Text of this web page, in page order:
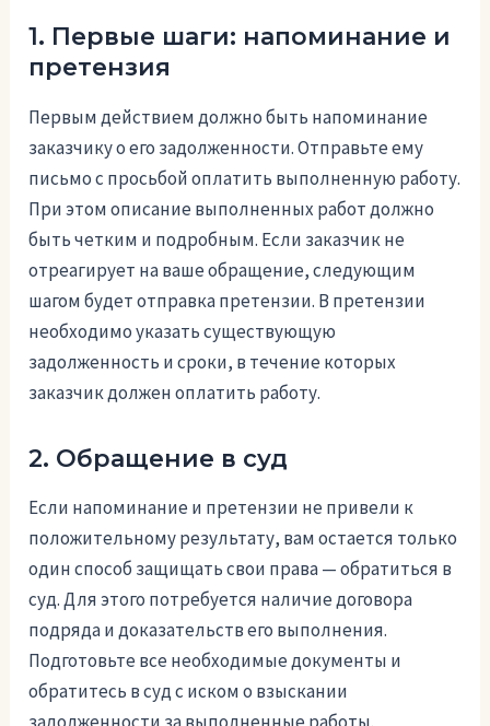
1. Первые шаги: напоминание и
претензия
Первым действием должно быть напоминание
заказчику о его задолженности. Отправьте ему
письмо с просьбой оплатить выполненную работу.
При этом описание выполненных работ должно
быть четким и подробным. Если заказчик не
отреагирует на ваше обращение, следующим
шагом будет отправка претензии. В претензии
необходимо указать существующую
задолженность и сроки, в течение которых
заказчик должен оплатить работу.
2. Обращение в суд
Если напоминание и претензии не привели к
положительному результату, вам остается только
один способ защищать свои права — обратиться в
суд. Для этого потребуется наличие договора
подряда и доказательств его выполнения.
Подготовьте все необходимые документы и
обратитесь в суд с иском о взыскании